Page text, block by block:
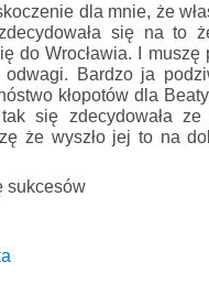
dla mnie, że
się na to
do Wrocławia. I muszę
Bardzo ja
kłopotów dla
się zdecydowała
że wyszło jej to na
sukcesów